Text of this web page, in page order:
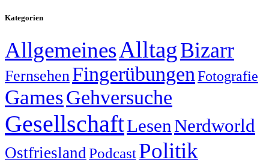
Kategorien
AllgemeinesAlltagBizarr
FernsehenFingerübungen Fotografie
GamesGehversuche
GesellschaftLesen Nerdworld
Ostfriesland PodcastPolitik